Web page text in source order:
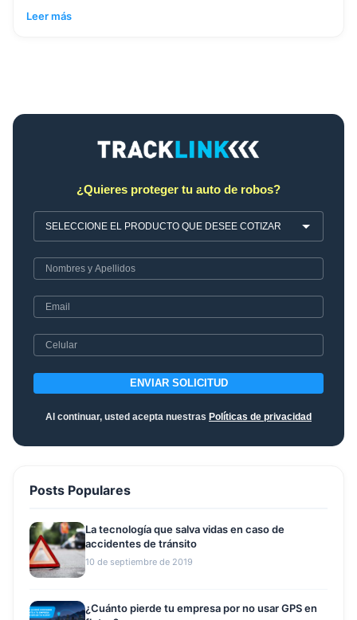
Leer más
¿Quieres proteger tu auto de robos?
ENVIAR SOLICITUD
Al continuar, usted acepta nuestras Políticas de privacidad
Posts Populares
La tecnología que salva vidas en caso de
accidentes de tránsito
10 de septiembre de 2019
¿Cuánto pierde tu empresa por no usar GPS en